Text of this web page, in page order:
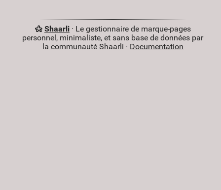
Shaarli· Le gestionnaire de marque-pages
personnel, minimaliste, et sans base de données par
la communauté Shaarli · Documentation